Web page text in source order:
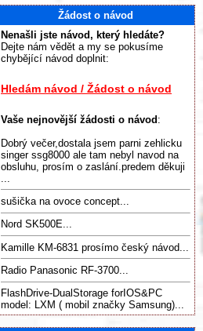
Žádost o návod
Nenašli jste návod, který hledáte?
Dejte nám vědět a my se pokusíme
chybějící návod doplnit:
Hledám návod / Žádost o návod
Vaše nejnovější žádosti o návod :
Dobrý večer,dostala jsem parni zehlicku
singer ssg8000 ale tam nebyl navod na
obsluhu, prosím o zaslání.predem děkuji
sušička na ovoce concept...
Nord SK500E...
Kamille KM-6831 prosímo český návod...
Radio Panasonic RF-3700...
FlashDrive-DualStorage forIOS&PC
model: LXM ( mobil značky Samsung)...